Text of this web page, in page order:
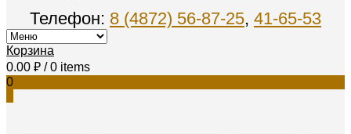
Телефон: 8 (4872) 56-87-25, 41-65-53
Корзина
0.00 ₽ / 0 items
0